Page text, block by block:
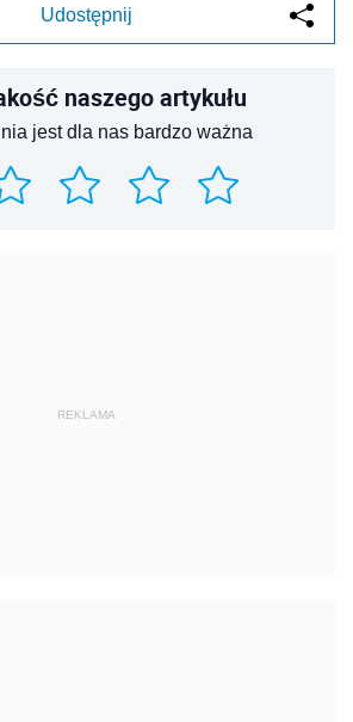
Udostępnij
naszego artykułu
jest dla nas bardzo ważna
REKLAMA